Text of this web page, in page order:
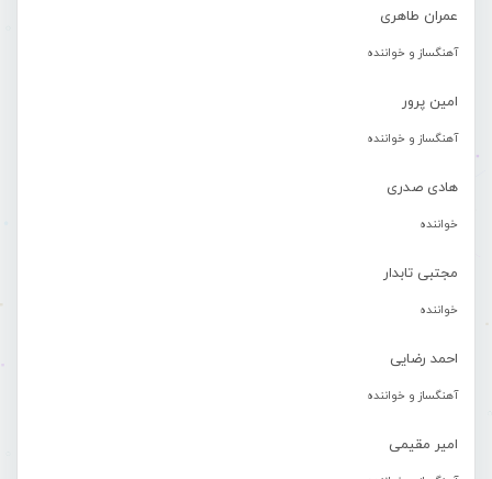
عمران طاهری
آهنگساز و خواننده
امین پرور
آهنگساز و خواننده
هادی صدری
خواننده
مجتبی تابدار
خواننده
احمد رضایی
آهنگساز و خواننده
امیر مقیمی